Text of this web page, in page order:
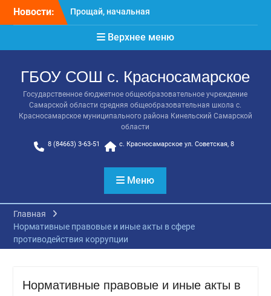
Новости:
школа!
Расписание консультаций
выпускников 9 класса
Класс года
Онлайн-урок от Академии
ТОП «Ребёнок не прошёл
на бюджет. Как получить
господдержку и
сохранить семейный
Верхнее меню
ГБОУ СОШ с. Красносамарское
Государственное бюджетное общеобразовательное учреждение
Самарской области средняя общеобразовательная школа с.
Красносамарское муниципального района Кинельский Самарской
области
8 (84663) 3-63-51 с. Красносамарское ул. Советская, 8
Меню
Главная
Нормативные правовые и иные акты в сфере
противодействия коррупции
Нормативные правовые и иные акты в